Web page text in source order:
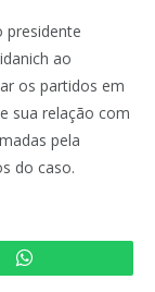
presidente
ao
os partidos em
sua relação com
pela
do caso.
WhatsApp